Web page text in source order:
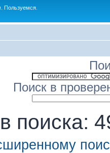
Пользуемся.
Поиск в
поиска: